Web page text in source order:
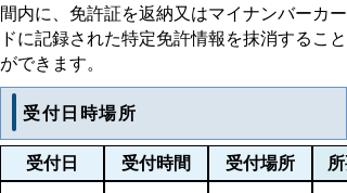
間内に、免許証を返納又はマイナンバーカー
ドに記録された特定免許情報を抹消すること
ができます。
受付日時場所
受付日 受付時間 受付場所